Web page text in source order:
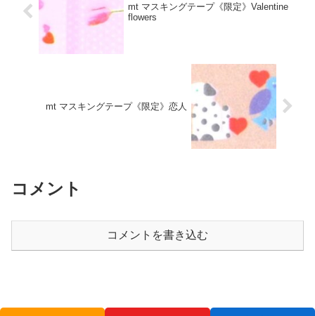
mt マスキングテープ《限定》Valentine
flowers
mt マスキングテープ《限定》恋人
コメント
コメントを書き込む